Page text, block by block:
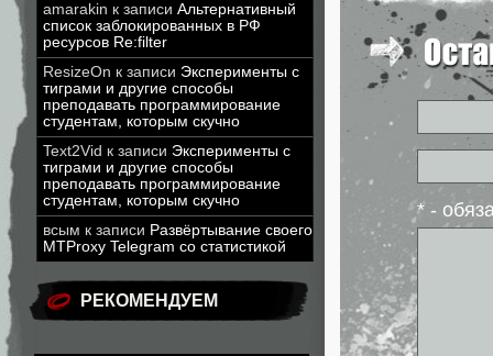
amarakin к записи Альтернативный
список заблокированных в РФ
ресурсов Re:filter
ResizeOn к записи Эксперименты с
тиграми и другие способы
преподавать программирование
студентам, которым скучно
Text2Vid к записи Эксперименты с
тиграми и другие способы
преподавать программирование
студентам, которым скучно
всым к записи Развёртывание своего
MTProxy Telegram со статистикой
РЕКОМЕНДУЕМ
* -